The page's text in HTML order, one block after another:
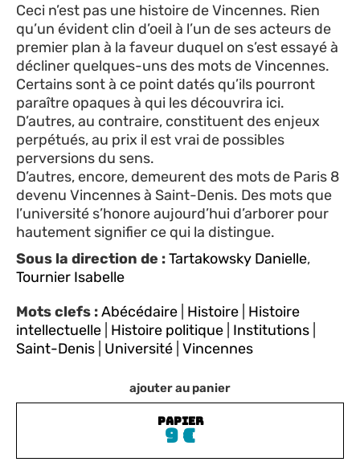
ajouter au panier
PAPIER
9€
Ceci n’est pas une histoire de Vincennes. Rien
qu’un évident clin d’oeil à l’un de ses acteurs de
premier plan à la faveur duquel on s’est essayé à
décliner quelques-uns des mots de Vincennes.
Certains sont à ce point datés qu’ils pourront
paraître opaques à qui les découvrira ici.
D’autres, au contraire, constituent des enjeux
perpétués, au prix il est vrai de possibles
perversions du sens.
D’autres, encore, demeurent des mots de Paris 8
devenu Vincennes à Saint-Denis. Des mots que
l’université s’honore aujourd’hui d’arborer pour
hautement signifier ce qui la distingue.
Sous la direction de :Tartakowsky Danielle,
Tournier Isabelle
Mots clefs :Abécédaire Histoire Histoire
intellectuelle Histoire politique Institutions
Saint-Denis Université Vincennes